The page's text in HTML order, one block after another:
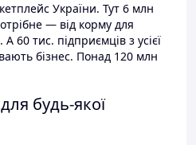
України. Тут 6 млн
— від корму для
60 тис. підприємців з усієї
бізнес. Понад 120 млн
будь-якої